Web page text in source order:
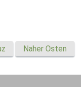
Naher Osten